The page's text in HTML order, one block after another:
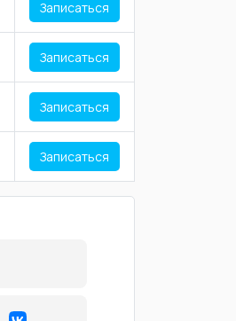
Записаться
Записаться
Записаться
Записаться